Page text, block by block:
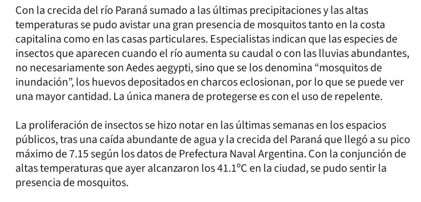
Con la crecida del río Paraná sumado a las últimas precipitaciones y las altas
temperaturas se pudo avistar una gran presencia de mosquitos tanto en la costa
capitalina como en las casas particulares. Especialistas indican que las especies de
insectos que aparecen cuando el río aumenta su caudal o con las lluvias abundantes,
no necesariamente son Aedes aegypti, sino que se los denomina “mosquitos de
inundación”, los huevos depositados en charcos eclosionan, por lo que se puede ver
una mayor cantidad. La única manera de protegerse es con el uso de repelente.
La proliferación de insectos se hizo notar en las últimas semanas en los espacios
públicos, tras una caída abundante de agua y la crecida del Paraná que llegó a su pico
máximo de 7.15 según los datos de Prefectura Naval Argentina. Con la conjunción de
altas temperaturas que ayer alcanzaron los 41.1ºC en la ciudad, se pudo sentir la
presencia de mosquitos.